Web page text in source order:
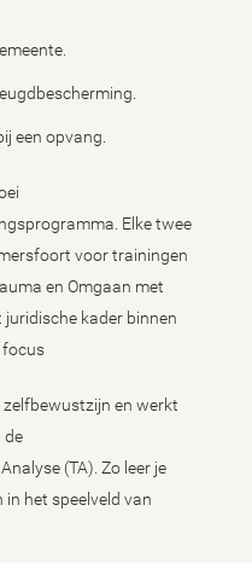
een opvang.
Elke twee
voor trainingen
en Omgaan met
juridische kader binnen
focus
en werkt
de
(TA). Zo leer je
het speelveld van